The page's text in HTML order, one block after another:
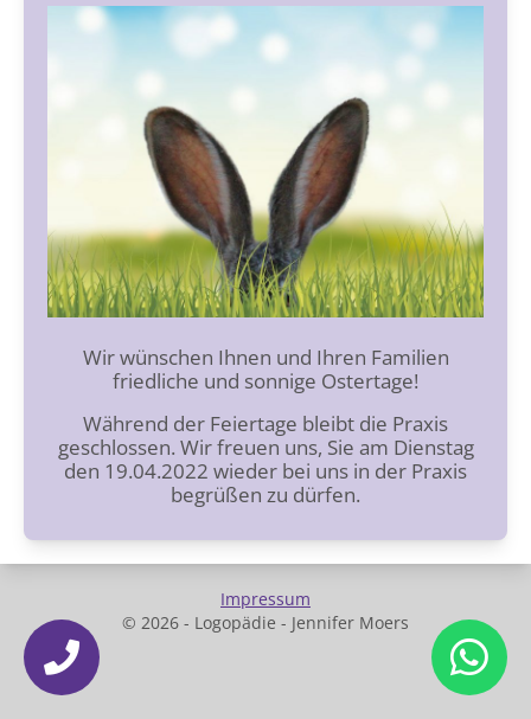
Wir wünschen Ihnen und Ihren Familien
friedliche und sonnige Ostertage!
Während der Feiertage bleibt die Praxis
geschlossen. Wir freuen uns, Sie am Dienstag
den 19.04.2022 wieder bei uns in der Praxis
begrüßen zu dürfen.
Impressum
© 2026 - Logopädie - Jennifer Moers